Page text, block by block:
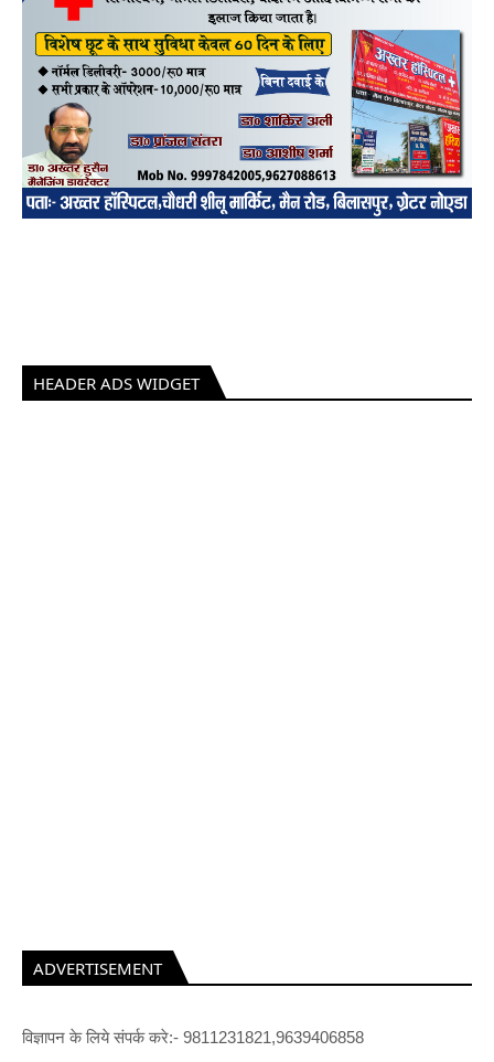
HEADER ADS WIDGET
ADVERTISEMENT
विज्ञापन के लिये संपर्क करे:- 9811231821,9639406858